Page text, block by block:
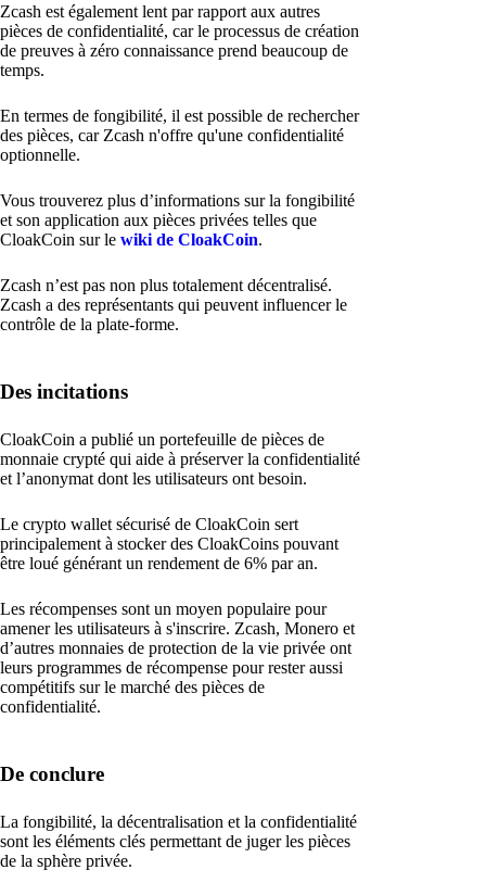
Zcash est également lent par rapport aux autres
pièces de confidentialité, car le processus de création
de preuves à zéro connaissance prend beaucoup de
temps.
En termes de fongibilité, il est possible de rechercher
des pièces, car Zcash n'offre qu'une confidentialité
optionnelle.
Vous trouverez plus d’informations sur la fongibilité
et son application aux pièces privées telles que
CloakCoin sur le wiki de CloakCoin.
Zcash n’est pas non plus totalement décentralisé.
Zcash a des représentants qui peuvent influencer le
contrôle de la plate-forme.
Des incitations
CloakCoin a publié un portefeuille de pièces de
monnaie crypté qui aide à préserver la confidentialité
et l’anonymat dont les utilisateurs ont besoin.
Le crypto wallet sécurisé de CloakCoin sert
principalement à stocker des CloakCoins pouvant
être loué générant un rendement de 6% par an.
Les récompenses sont un moyen populaire pour
amener les utilisateurs à s'inscrire. Zcash, Monero et
d’autres monnaies de protection de la vie privée ont
leurs programmes de récompense pour rester aussi
compétitifs sur le marché des pièces de
confidentialité.
De conclure
La fongibilité, la décentralisation et la confidentialité
sont les éléments clés permettant de juger les pièces
de la sphère privée.